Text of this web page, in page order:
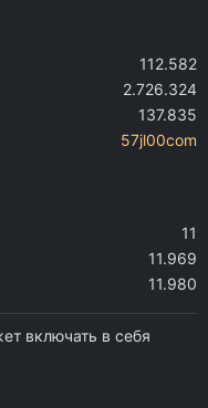
112.582
2.726.324
137.835
57jl00com
11
11.969
11.980
включать в себя